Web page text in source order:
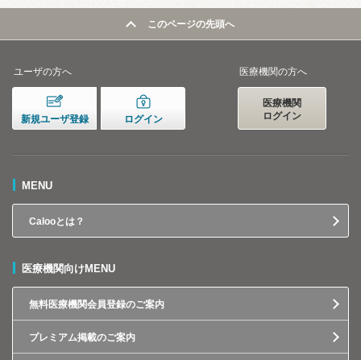
このページの先頭へ
ユーザの方へ
新規ユーザ登録 ログイン
医療機関の方へ
医療機関
ログイン
MENU
Calooとは？
医療機関向けMENU
無料医療機関会員登録のご案内
プレミアム掲載のご案内